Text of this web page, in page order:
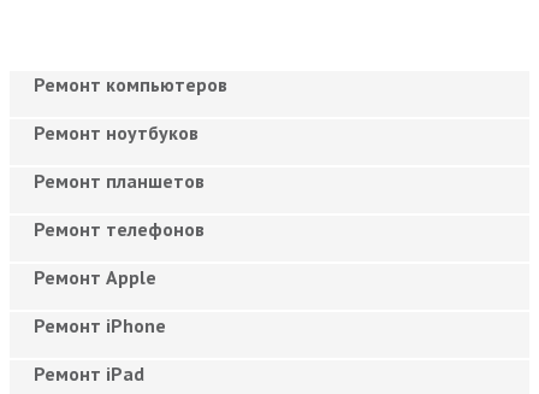
Ремонт компьютеров
Ремонт ноутбуков
Ремонт планшетов
Ремонт телефонов
Ремонт Apple
Ремонт iPhone
Ремонт iPad